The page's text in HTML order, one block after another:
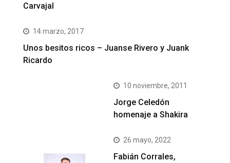
Carvajal
14 marzo, 2017
Unos besitos ricos – Juanse Rivero y Juank
Ricardo
10 noviembre, 2011
Jorge Celedón
homenaje a Shakira
26 mayo, 2022
Fabián Corrales,